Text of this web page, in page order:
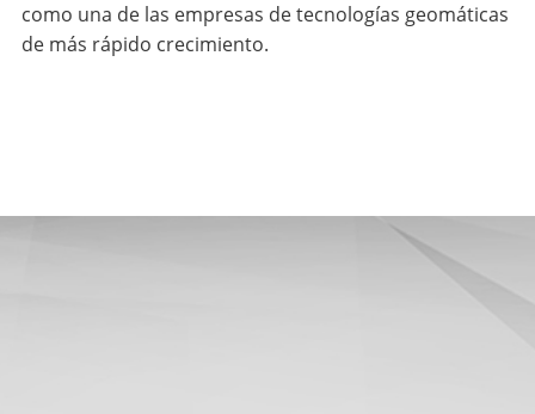
como una de las empresas de tecnologías geomáticas
de más rápido crecimiento.